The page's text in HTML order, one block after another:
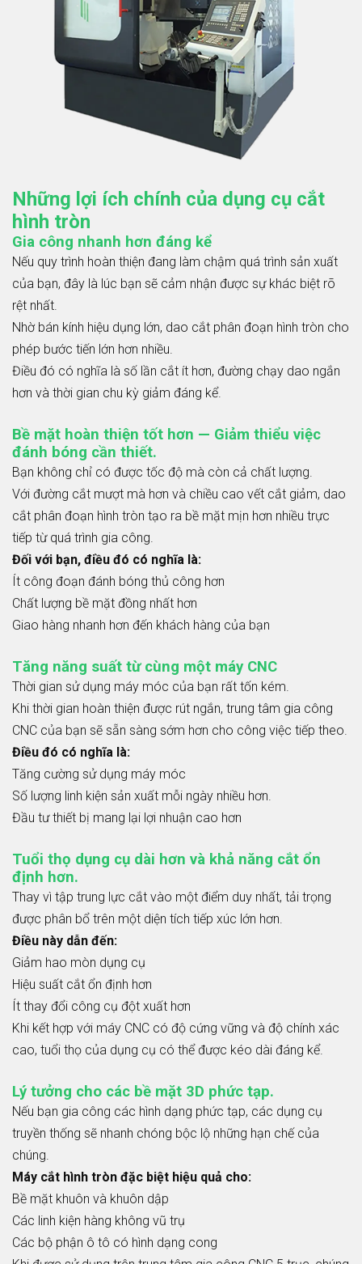
Những lợi ích chính của dụng cụ cắt
hình tròn
Gia công nhanh hơn đáng kể
Nếu quy trình hoàn thiện đang làm chậm quá trình sản xuất
của bạn, đây là lúc bạn sẽ cảm nhận được sự khác biệt rõ
rệt nhất.
Nhờ bán kính hiệu dụng lớn, dao cắt phân đoạn hình tròn cho
phép bước tiến lớn hơn nhiều.
Điều đó có nghĩa là số lần cắt ít hơn, đường chạy dao ngắn
hơn và thời gian chu kỳ giảm đáng kể.
Bề mặt hoàn thiện tốt hơn — Giảm thiểu việc
đánh bóng cần thiết.
Bạn không chỉ có được tốc độ mà còn cả chất lượng.
Với đường cắt mượt mà hơn và chiều cao vết cắt giảm, dao
cắt phân đoạn hình tròn tạo ra bề mặt mịn hơn nhiều trực
tiếp từ quá trình gia công.
Đối với bạn, điều đó có nghĩa là:
Ít công đoạn đánh bóng thủ công hơn
Chất lượng bề mặt đồng nhất hơn
Giao hàng nhanh hơn đến khách hàng của bạn
Tăng năng suất từ ​​cùng một máy CNC
Thời gian sử dụng máy móc của bạn rất tốn kém.
Khi thời gian hoàn thiện được rút ngắn, trung tâm gia công
CNC của bạn sẽ sẵn sàng sớm hơn cho công việc tiếp theo.
Điều đó có nghĩa là:
Tăng cường sử dụng máy móc
Số lượng linh kiện sản xuất mỗi ngày nhiều hơn.
Đầu tư thiết bị mang lại lợi nhuận cao hơn
Tuổi thọ dụng cụ dài hơn và khả năng cắt ổn
định hơn.
Thay vì tập trung lực cắt vào một điểm duy nhất, tải trọng
được phân bổ trên một diện tích tiếp xúc lớn hơn.
Điều này dẫn đến:
Giảm hao mòn dụng cụ
Hiệu suất cắt ổn định hơn
Ít thay đổi công cụ đột xuất hơn
Khi kết hợp với máy CNC có độ cứng vững và độ chính xác
cao, tuổi thọ của dụng cụ có thể được kéo dài đáng kể.
Lý tưởng cho các bề mặt 3D phức tạp.
Nếu bạn gia công các hình dạng phức tạp, các dụng cụ
truyền thống sẽ nhanh chóng bộc lộ những hạn chế của
chúng.
Máy cắt hình tròn đặc biệt hiệu quả cho:
Bề mặt khuôn và khuôn dập
Các linh kiện hàng không vũ trụ
Các bộ phận ô tô có hình dạng cong